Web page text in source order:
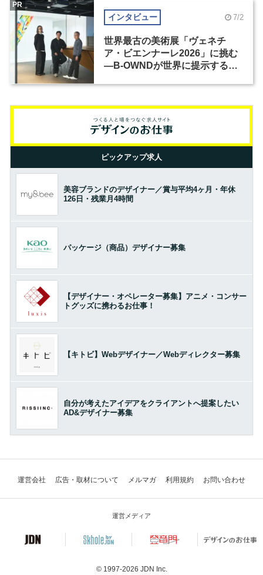
インタビュー 7/2
世界最古の美術展「ヴェネチ
ア・ビエンナーレ2026」に挑む
―B-OWNDが世界に提示する美
PR
ピックアップ求人
美容ブランドのデザイナー／賞与平均4ヶ月・年休
126日・残業月4時間
パッケージ（商品）デザイナー募集
【デザイナー・オペレーター募集】アニメ・コンサー
トグッズに携わるお仕事！
【キトビ】Webデザイナー／Webディレクター募集
自分が考えたアイデアをクライアントへ提案したい
AD&デザイナー募集
運営会社 広告・取材について メルマガ 利用規約 お問い合わせ
運営メディア
© 1997-2026 JDN Inc.